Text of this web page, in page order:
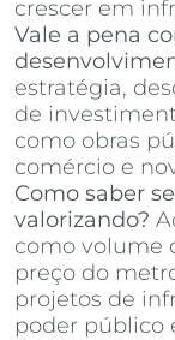
crescer em
Vale a pena
estratégia,
de
como obras
comércio e
Como saber
valorizando?
como volume
preço do
projetos de
poder público